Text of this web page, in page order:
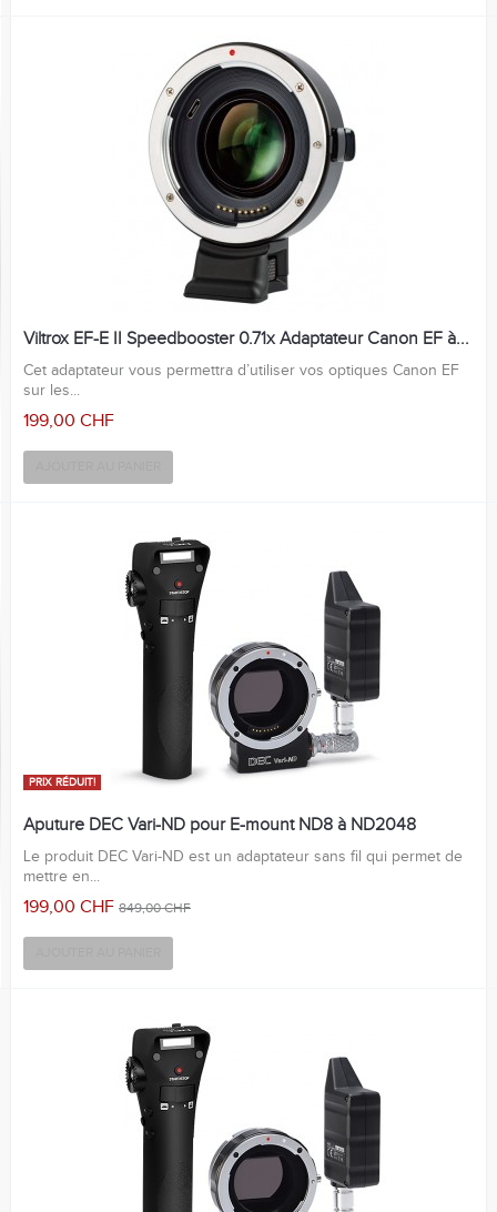
Viltrox EF-E II Speedbooster 0.71x Adaptateur Canon EF à...
Cet adaptateur vous permettra d’utiliser vos optiques Canon EF
sur les...
199,00 CHF
Aputure DEC Vari-ND pour E-mount ND8 à ND2048
Le produit DEC Vari-ND est un adaptateur sans fil qui permet de
mettre en...
PRIX ​​RÉDUIT!
199,00 CHF 849,00 CHF